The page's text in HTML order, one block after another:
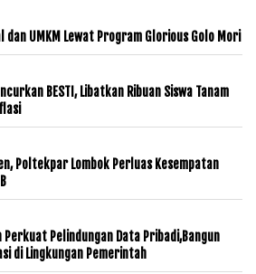
dan UMKM Lewat Program Glorious Golo Mori
BESTI, Libatkan Ribuan Siswa Tanam
Poltekpar Lombok Perluas Kesempatan
Perkuat Pelindungan Data Pribadi,Bangun
di Lingkungan Pemerintah